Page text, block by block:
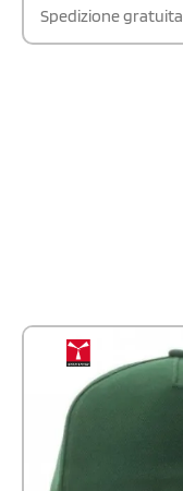
Spedizione gratuita